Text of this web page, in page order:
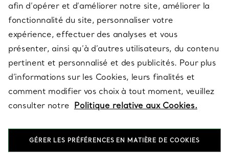
À PROPOS
QUESTIONS LÉGALES
SUIVEZ-NOUS
afin d’opérer et d’améliorer notre site, améliorer la
fonctionnalité du site, personnaliser votre
expérience, effectuer des analyses et vous
présenter, ainsi qu’à d’autres utilisateurs, du contenu
pertinent et personnalisé et des publicités. Pour plus
d’informations sur les Cookies, leurs finalités et
comment modifier vos choix à tout moment, veuillez
consulter notre Politique relative aux Cookies.
GÉRER LES PRÉFÉRENCES EN MATIÈRE DE COOKIES